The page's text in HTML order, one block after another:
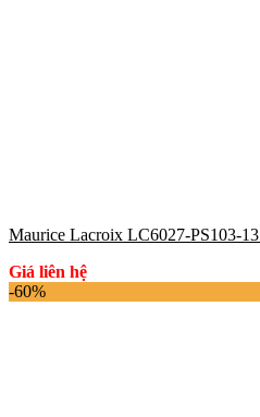
Maurice Lacroix LC6027-PS103-
Giá liên hệ
-60%